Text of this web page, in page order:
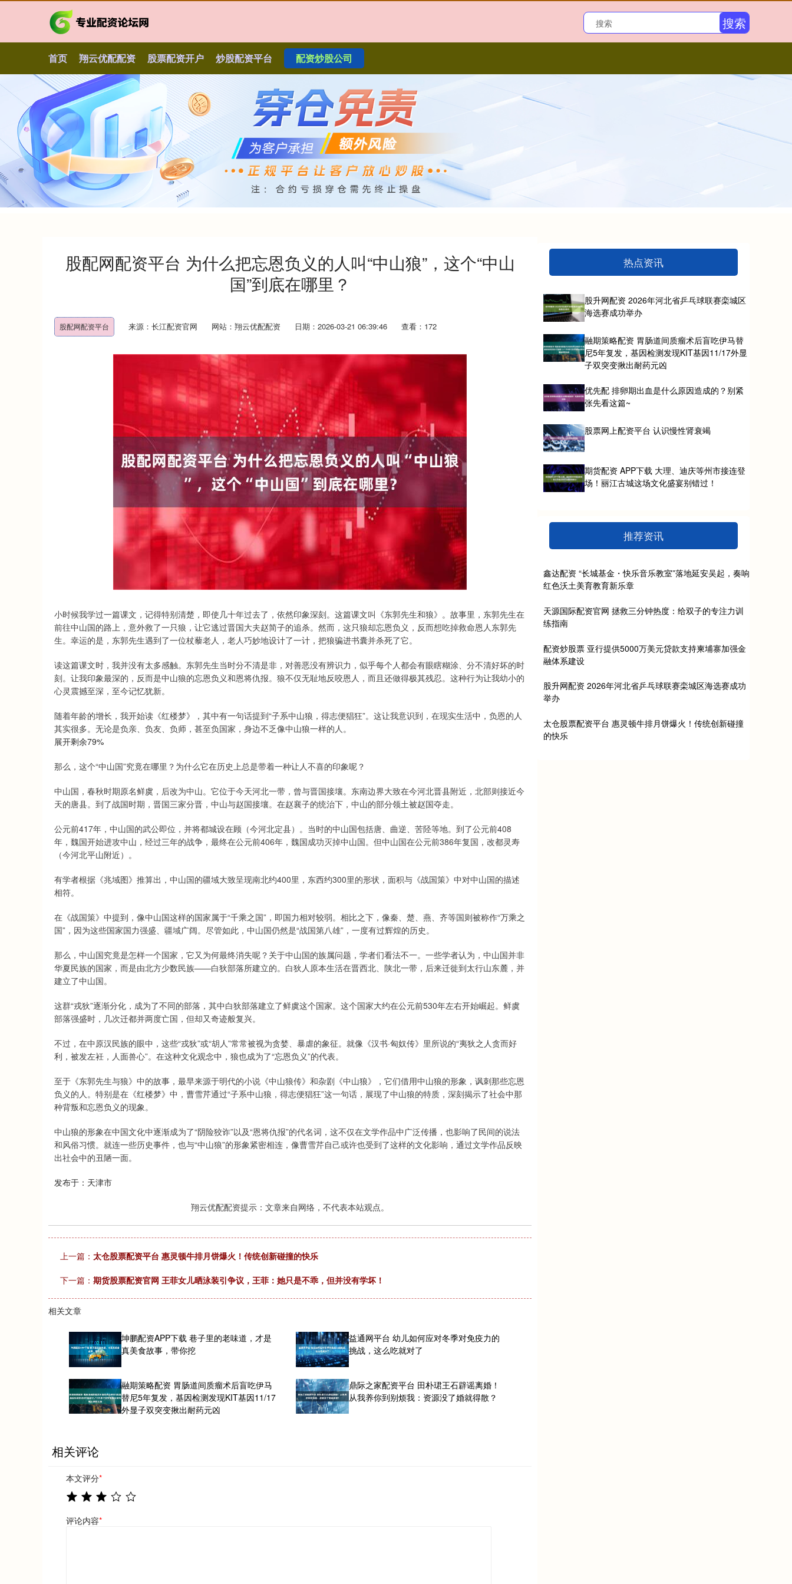
搜索
首页 翔云优配配资 股票配资开户 炒股配资平台 配资炒股公司
股配网配资平台 为什么把忘恩负义的人叫“中山狼”，这个“中山
国”到底在哪里？
股配网配资平台 来源：长江配资官网 网站：翔云优配配资 日期：2026-03-21 06:39:46 查看：172
小时候我学过一篇课文，记得特别清楚，即使几十年过去了，依然印象深刻。这篇课文叫《东郭先生和狼》。故事里，东郭先生在
前往中山国的路上，意外救了一只狼，让它逃过晋国大夫赵简子的追杀。然而，这只狼却忘恩负义，反而想吃掉救命恩人东郭先
生。幸运的是，东郭先生遇到了一位杖藜老人，老人巧妙地设计了一计，把狼骗进书囊并杀死了它。
读这篇课文时，我并没有太多感触。东郭先生当时分不清是非，对善恶没有辨识力，似乎每个人都会有眼瞎糊涂、分不清好坏的时
刻。让我印象最深的，反而是中山狼的忘恩负义和恩将仇报。狼不仅无耻地反咬恩人，而且还做得极其残忍。这种行为让我幼小的
心灵震撼至深，至今记忆犹新。
随着年龄的增长，我开始读《红楼梦》，其中有一句话提到“子系中山狼，得志便猖狂”。这让我意识到，在现实生活中，负恩的人
其实很多。无论是负亲、负友、负师，甚至负国家，身边不乏像中山狼一样的人。
展开剩余79%
那么，这个“中山国”究竟在哪里？为什么它在历史上总是带着一种让人不喜的印象呢？
中山国，春秋时期原名鲜虞，后改为中山。它位于今天河北一带，曾与晋国接壤。东南边界大致在今河北晋县附近，北部则接近今
天的唐县。到了战国时期，晋国三家分晋，中山与赵国接壤。在赵襄子的统治下，中山的部分领土被赵国夺走。
公元前417年，中山国的武公即位，并将都城设在顾（今河北定县）。当时的中山国包括唐、曲逆、苦陉等地。到了公元前408
年，魏国开始进攻中山，经过三年的战争，最终在公元前406年，魏国成功灭掉中山国。但中山国在公元前386年复国，改都灵寿
（今河北平山附近）。
有学者根据《兆域图》推算出，中山国的疆域大致呈现南北约400里，东西约300里的形状，面积与《战国策》中对中山国的描述
相符。
在《战国策》中提到，像中山国这样的国家属于“千乘之国”，即国力相对较弱。相比之下，像秦、楚、燕、齐等国则被称作“万乘之
国”，因为这些国家国力强盛、疆域广阔。尽管如此，中山国仍然是“战国第八雄”，一度有过辉煌的历史。
那么，中山国究竟是怎样一个国家，它又为何最终消失呢？关于中山国的族属问题，学者们看法不一。一些学者认为，中山国并非
华夏民族的国家，而是由北方少数民族——白狄部落所建立的。白狄人原本生活在晋西北、陕北一带，后来迁徙到太行山东麓，并
建立了中山国。
这群“戎狄”逐渐分化，成为了不同的部落，其中白狄部落建立了鲜虞这个国家。这个国家大约在公元前530年左右开始崛起。鲜虞
部落强盛时，几次迁都并两度亡国，但却又奇迹般复兴。
不过，在中原汉民族的眼中，这些“戎狄”或“胡人”常常被视为贪婪、暴虐的象征。就像《汉书·匈奴传》里所说的“夷狄之人贪而好
利，被发左衽，人面兽心”。在这种文化观念中，狼也成为了“忘恩负义”的代表。
至于《东郭先生与狼》中的故事，最早来源于明代的小说《中山狼传》和杂剧《中山狼》，它们借用中山狼的形象，讽刺那些忘恩
负义的人。特别是在《红楼梦》中，曹雪芹通过“子系中山狼，得志便猖狂”这一句话，展现了中山狼的特质，深刻揭示了社会中那
种背叛和忘恩负义的现象。
中山狼的形象在中国文化中逐渐成为了“阴险狡诈”以及“恩将仇报”的代名词，这不仅在文学作品中广泛传播，也影响了民间的说法
和风俗习惯。就连一些历史事件，也与“中山狼”的形象紧密相连，像曹雪芹自己或许也受到了这样的文化影响，通过文学作品反映
出社会中的丑陋一面。
发布于：天津市
翔云优配配资提示：文章来自网络，不代表本站观点。
上一篇： 太仓股票配资平台 惠灵顿牛排月饼爆火！传统创新碰撞的快乐
下一篇： 期货股票配资官网 王菲女儿晒泳装引争议，王菲：她只是不乖，但并没有学坏！
相关文章
坤鹏配资APP下载 巷子里的老味道，才是
真美食故事，带你挖
益通网平台 幼儿如何应对冬季对免疫力的
挑战，这么吃就对了
融期策略配资 胃肠道间质瘤术后盲吃伊马
替尼5年复发，基因检测发现KIT基因11/17
外显子双突变揪出耐药元凶
鼎际之家配资平台 田朴珺王石辟谣离婚！
从我养你到别烦我：资源没了婚就得散？
相关评论
本文评分*
评论内容*
热点资讯
股升网配资 2026年河北省乒乓球联赛栾城区
海选赛成功举办
融期策略配资 胃肠道间质瘤术后盲吃伊马替
尼5年复发，基因检测发现KIT基因11/17外显
子双突变揪出耐药元凶
优先配 排卵期出血是什么原因造成的？别紧
张先看这篇~
股票网上配资平台 认识慢性肾衰竭
期货配资 APP下载 大理、迪庆等州市接连登
场！丽江古城这场文化盛宴别错过！
推荐资讯
鑫达配资 “长城基金・快乐音乐教室”落地延安吴起，奏响
红色沃土美育教育新乐章
天源国际配资官网 拯救三分钟热度：给双子的专注力训
练指南
配资炒股票 亚行提供5000万美元贷款支持柬埔寨加强金
融体系建设
股升网配资 2026年河北省乒乓球联赛栾城区海选赛成功
举办
太仓股票配资平台 惠灵顿牛排月饼爆火！传统创新碰撞
的快乐